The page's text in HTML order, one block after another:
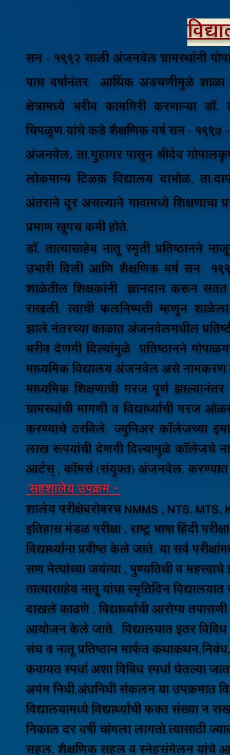
सन - 1992 साली अंजनवेल ग्रामस्थांनी
पाच वर्षानंतर आर्थिक अडचणीमुळे शाळा
क्षेत्रामध्ये भरीव कामगिरी करणाऱ्या डॉ.
चिपळूण.यांचे कडे शैक्षणिक वर्ष सन - 1997
अंजनवेल, ता.गुहागर पासून श्रीदेव
लोकमान्य टिळक विद्यालय दाभोळ,
अंतराने दूर असल्याने गावामध्ये शिक्षणाचा
प्रमाण खूपच कमी होते.
डॉ. तात्यासाहेब नातू स्मृती
उभारी दिली आणि शैक्षणिक वर्ष सन
शाळेतील शिक्षकांनी ज्ञानदान करून
राखली. त्याची फलनिष्पत्ती म्हणून
झाले.नंतरच्या काळात अंजनवेलमधील
भरीव देणगी दिल्यांमुळे प्रतिष्ठानने
माध्यमिक विद्यालय अंजनवेल असे
माध्यमिक शिक्षणाची गरज पूर्ण
ग्रामस्थांची मागणी व विद्यार्थ्यांची
करण्याचे ठरविले. ज्युनिअर कॉलेजच्या
लाख रूपयांची देणगी दिल्यामुळे कॉलेजचे
आर्टस् , कॉमर्स (संयुक्त) अंजनवेल.
सहशालेय उपक्रम -
शालेय परीक्षेबरोबरच NMMS , NTS,
इतिहास मंडळ परीक्षा , राष्ट्र भाषा हिंदी
विद्यार्थ्यांना प्रवीष्ठ केले जाते. या सर्व
सण नेत्यांच्या जयंत्या , पुण्यतिथी व
तात्यासाहेब नातू यांचा स्मृतिदिन
दाखले काढणे , विद्यार्थ्यांची आरोग्य
आयोजन केले जाते. विद्यालयात इतर विविध
संघ व नातू प्रतिष्ठान मार्फत कथाकथन,निबंध,
कवायत स्पर्धा अशा विविध स्पर्धा घेतल्या
अपंग निधी,अंधनिधी संकलन या उपक्रमात
विद्यालयामध्ये विद्यार्थ्यांची फक्त संख्या न
निकाल दर वर्षी चांगला लागतो.त्यासाठी
सहल, शैक्षणिक सहल व स्नेहसंमेलन यांचे